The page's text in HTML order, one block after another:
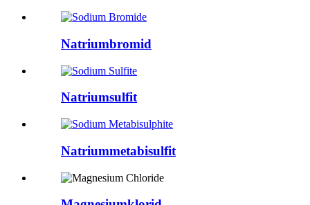
Natriumbromid
Natriumsulfit
Natriummetabisulfit